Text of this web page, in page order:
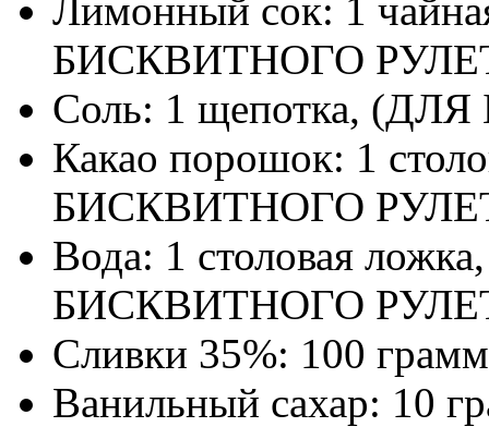
Лимонный сок: 1
БИСКВИТНОГО
Соль: 1 щепотка,
Какао порошок: 1
БИСКВИТНОГО
Вода: 1 столовая
БИСКВИТНОГО
Сливки 35%: 100
Ванильный сахар: 10